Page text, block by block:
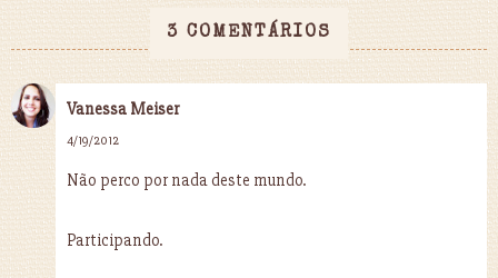
3 COMENTÁRIOS
Vanessa Meiser
4/19/2012
Não perco por nada deste mundo.
Participando.